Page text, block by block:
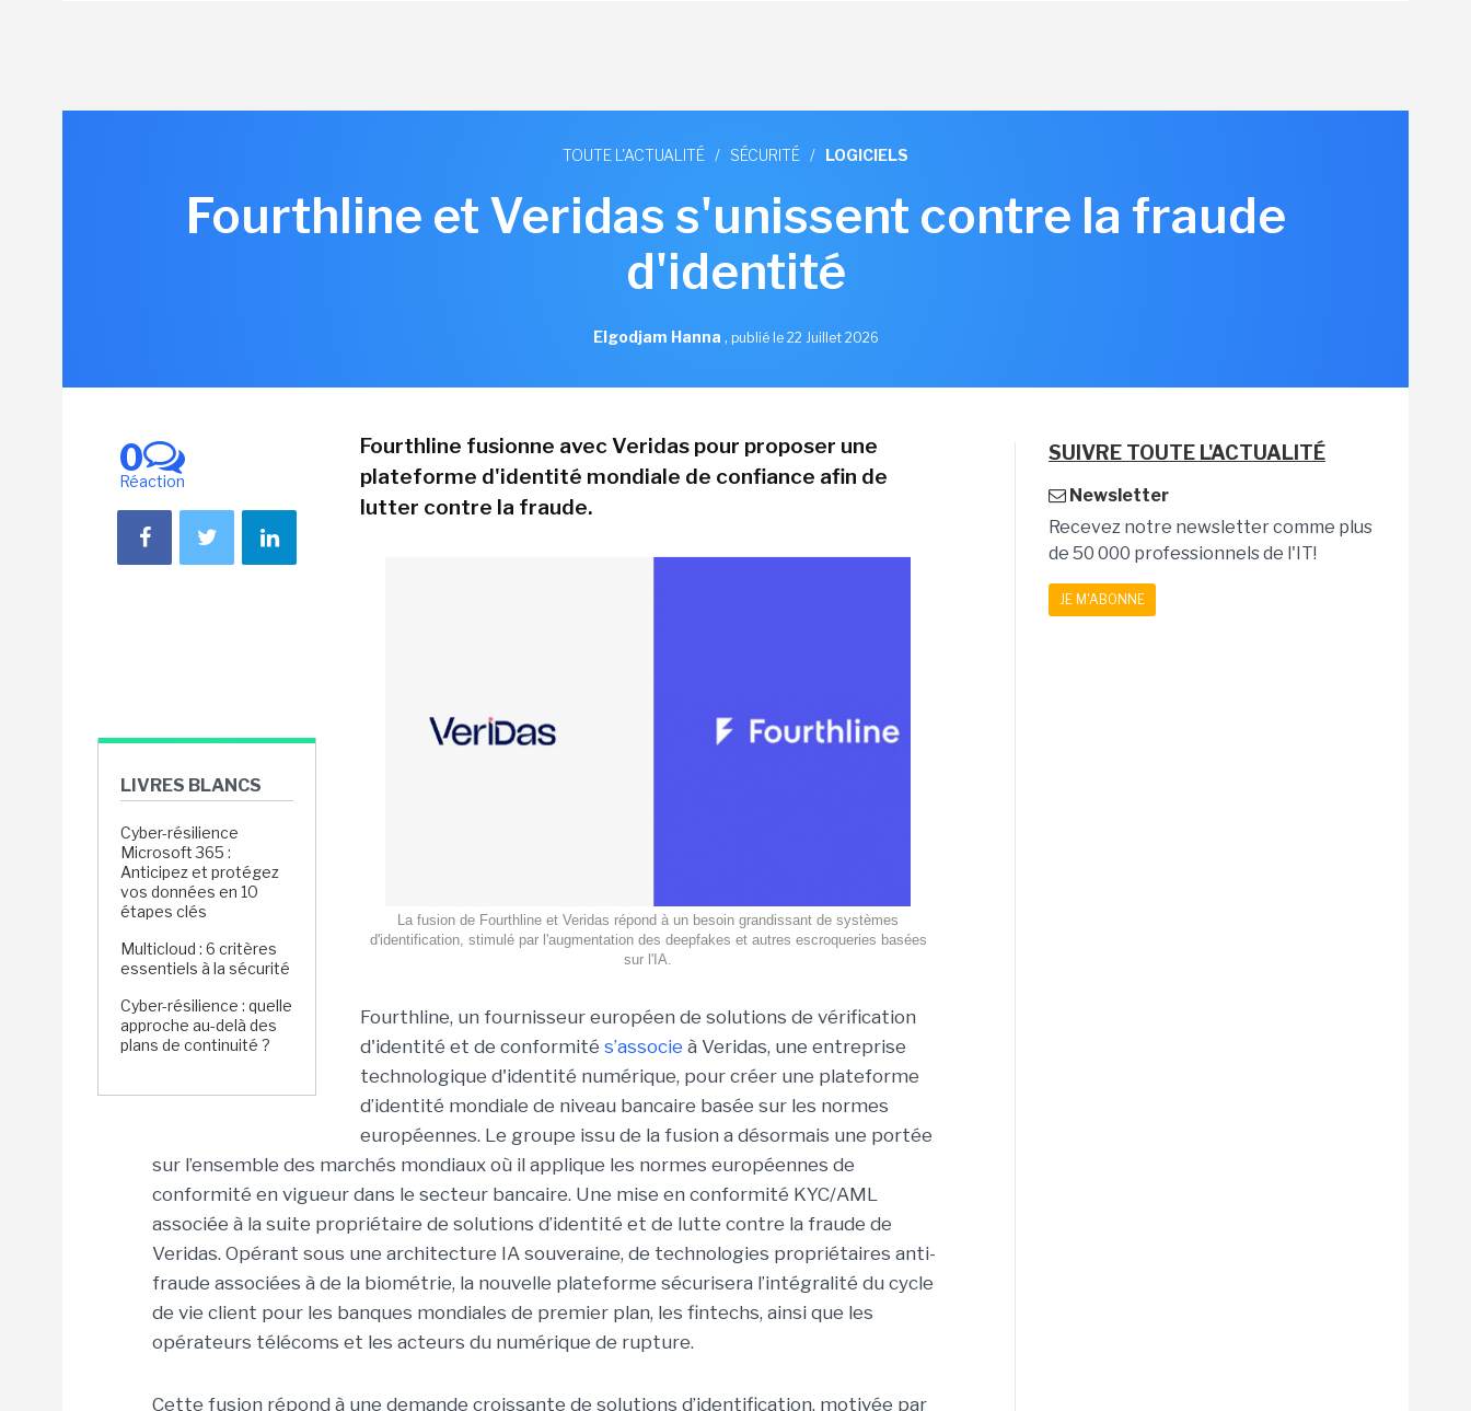
TOUTE L'ACTUALITÉ / SÉCURITÉ / LOGICIELS
Fourthline et Veridas s'unissent contre la fraude
d'identité
Elgodjam Hanna , publié le 22 Juillet 2026
0
Réaction
LIVRES BLANCS
Cyber-résilience
Microsoft 365 :
Anticipez et protégez
vos données en 10
étapes clés
Multicloud : 6 critères
essentiels à la sécurité
Cyber-résilience : quelle
approche au-delà des
plans de continuité ?
Fourthline fusionne avec Veridas pour proposer une
plateforme d'identité mondiale de confiance afin de
lutter contre la fraude.
La fusion de Fourthline et Veridas répond à un besoin grandissant de systèmes
d'identification, stimulé par l'augmentation des deepfakes et autres escroqueries basées
sur l'IA.
Fourthline, un fournisseur européen de solutions de vérification
d'identité et de conformité s’associe à Veridas, une entreprise
technologique d'identité numérique, pour créer une plateforme
d’identité mondiale de niveau bancaire basée sur les normes
européennes. Le groupe issu de la fusion a désormais une portée
sur l’ensemble des marchés mondiaux où il applique les normes européennes de
conformité en vigueur dans le secteur bancaire. Une mise en conformité KYC/AML
associée à la suite propriétaire de solutions d’identité et de lutte contre la fraude de
Veridas. Opérant sous une architecture IA souveraine, de technologies propriétaires anti-
fraude associées à de la biométrie, la nouvelle plateforme sécurisera l’intégralité du cycle
de vie client pour les banques mondiales de premier plan, les fintechs, ainsi que les
opérateurs télécoms et les acteurs du numérique de rupture.
Cette fusion répond à une demande croissante de solutions d’identification, motivée par
SUIVRE TOUTE L'ACTUALITÉ
Newsletter
Recevez notre newsletter comme plus
de 50 000 professionnels de l'IT!
JE M'ABONNE